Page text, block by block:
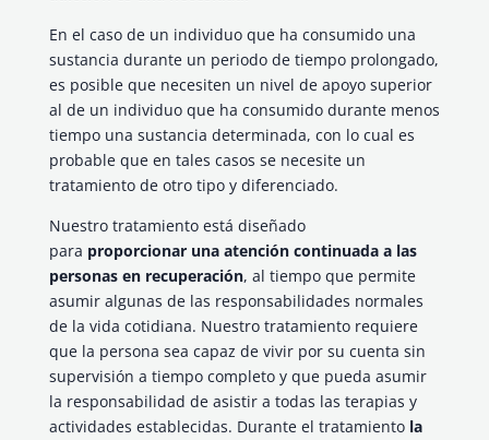
En el caso de un individuo que ha consumido una
sustancia durante un periodo de tiempo prolongado,
es posible que necesiten un nivel de apoyo superior
al de un individuo que ha consumido durante menos
tiempo una sustancia determinada, con lo cual es
probable que en tales casos se necesite un
tratamiento de otro tipo y diferenciado.
Nuestro tratamiento está diseñado
para proporcionar una atención continuada a las
personas en recuperación, al tiempo que permite
asumir algunas de las responsabilidades normales
de la vida cotidiana. Nuestro tratamiento requiere
que la persona sea capaz de vivir por su cuenta sin
supervisión a tiempo completo y que pueda asumir
la responsabilidad de asistir a todas las terapias y
actividades establecidas. Durante el tratamientola